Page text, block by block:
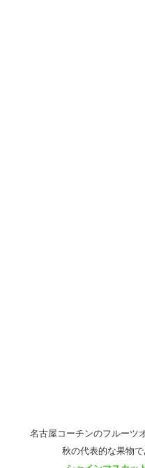
名古屋コーチンのフルーツ
秋の代表的な果物